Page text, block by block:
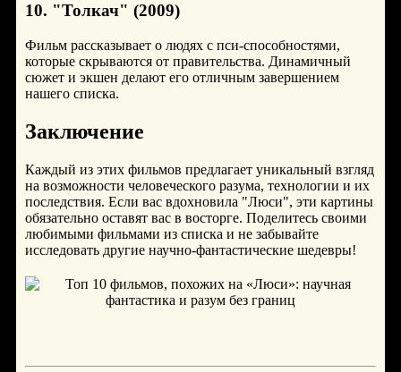
10. "Толкач" (2009)
Фильм рассказывает о людях с пси-способностями,
которые скрываются от правительства. Динамичный
сюжет и экшен делают его отличным завершением
нашего списка.
Заключение
Каждый из этих фильмов предлагает уникальный взгляд
на возможности человеческого разума, технологии и их
последствия. Если вас вдохновила "Люси", эти картины
обязательно оставят вас в восторге. Поделитесь своими
любимыми фильмами из списка и не забывайте
исследовать другие научно-фантастические шедевры!